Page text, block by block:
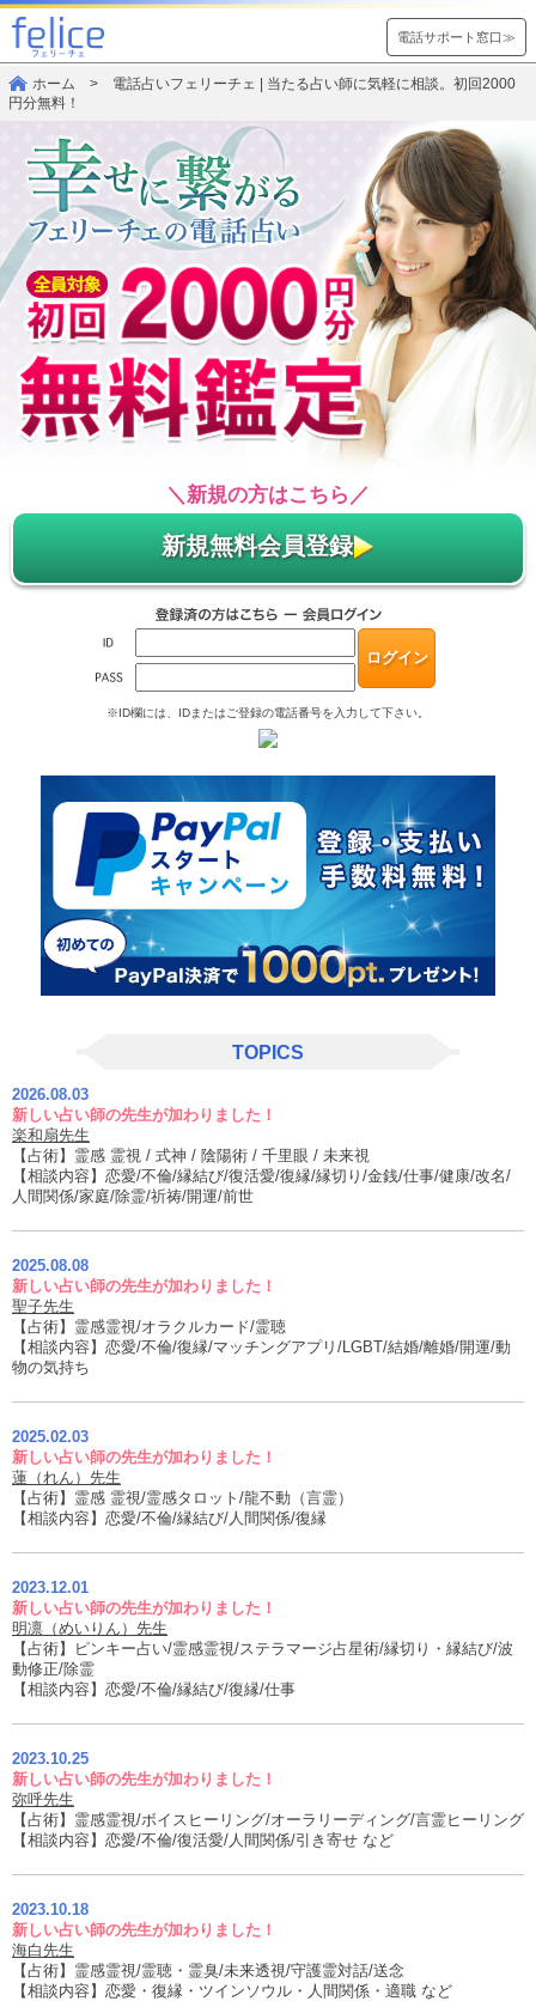
電話サポート窓口≫
ホーム > 電話占いフェリーチェ | 当たる占い師に気軽に相談。初回2000
円分無料！
＼新規の方はこちら／
新規無料会員登録
※ID欄には、IDまたはご登録の電話番号を入力して下さい。
TOPICS
2026.08.03
新しい占い師の先生が加わりました！
楽和扇先生
【占術】霊感 霊視 / 式神 / 陰陽術 / 千里眼 / 未来視
【相談内容】恋愛/不倫/縁結び/復活愛/復縁/縁切り/金銭/仕事/健康/改名/
人間関係/家庭/除霊/祈祷/開運/前世
2025.08.08
新しい占い師の先生が加わりました！
聖子先生
【占術】霊感霊視/オラクルカード/霊聴
【相談内容】恋愛/不倫/復縁/マッチングアプリ/LGBT/結婚/離婚/開運/動
物の気持ち
2025.02.03
新しい占い師の先生が加わりました！
蓮（れん）先生
【占術】霊感 霊視/霊感タロット/龍不動（言霊）
【相談内容】恋愛/不倫/縁結び/人間関係/復縁
2023.12.01
新しい占い師の先生が加わりました！
明凛（めいりん）先生
【占術】ピンキー占い/霊感霊視/ステラマージ占星術/縁切り・縁結び/波
動修正/除霊
【相談内容】恋愛/不倫/縁結び/復縁/仕事
2023.10.25
新しい占い師の先生が加わりました！
弥呼先生
【占術】霊感霊視/ボイスヒーリング/オーラリーディング/言霊ヒーリング
【相談内容】恋愛/不倫/復活愛/人間関係/引き寄せ など
2023.10.18
新しい占い師の先生が加わりました！
海白先生
【占術】霊感霊視/霊聴・霊臭/未来透視/守護霊対話/送念
【相談内容】恋愛・復縁・ツインソウル・人間関係・適職 など